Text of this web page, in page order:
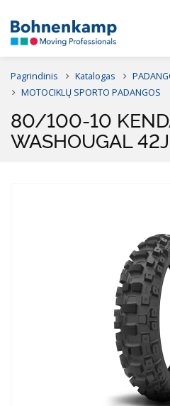
Pagrindinis Katalogas
MOTOCIKLŲ SPORTO PADANGOS
80/100-10
WASHOUGAL